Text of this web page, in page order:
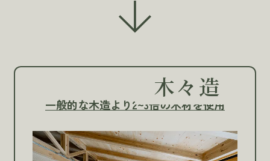
木々造
一般的な木造より2~3倍の木材を使用